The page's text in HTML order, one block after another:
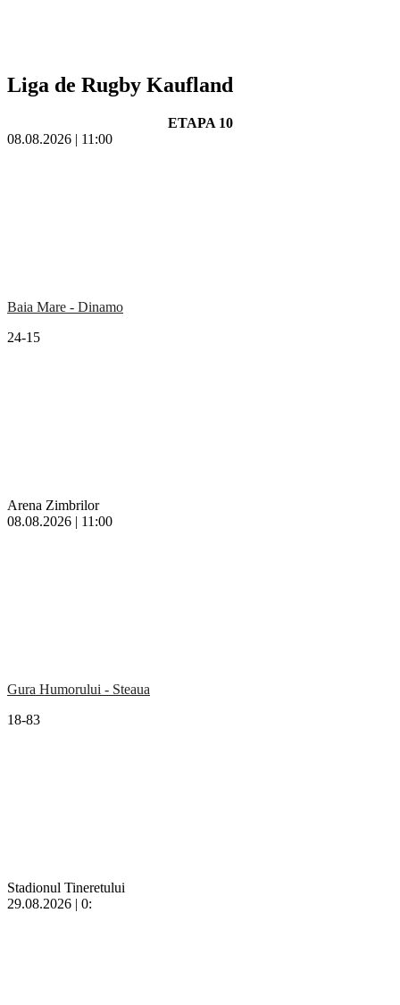
Liga de Rugby Kaufland
ETAPA 10
08.08.2026 | 11:00
Baia Mare - Dinamo
24-15
Arena Zimbrilor
08.08.2026 | 11:00
Gura Humorului - Steaua
18-83
Stadionul Tineretului
29.08.2026 | 0: